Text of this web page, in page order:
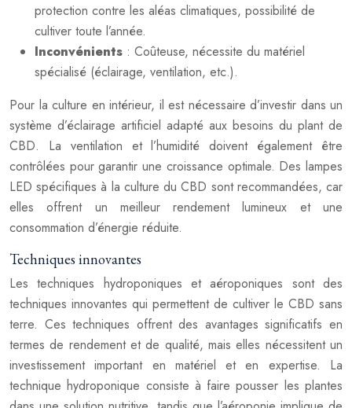
protection contre les aléas climatiques, possibilité de
cultiver toute l’année.
Inconvénients : Coûteuse, nécessite du matériel
spécialisé (éclairage, ventilation, etc.).
Pour la culture en intérieur, il est nécessaire d’investir dans un
système d’éclairage artificiel adapté aux besoins du plant de
CBD. La ventilation et l’humidité doivent également être
contrôlées pour garantir une croissance optimale. Des lampes
LED spécifiques à la culture du CBD sont recommandées, car
elles offrent un meilleur rendement lumineux et une
consommation d’énergie réduite.
Techniques innovantes
Les techniques hydroponiques et aéroponiques sont des
techniques innovantes qui permettent de cultiver le CBD sans
terre. Ces techniques offrent des avantages significatifs en
termes de rendement et de qualité, mais elles nécessitent un
investissement important en matériel et en expertise. La
technique hydroponique consiste à faire pousser les plantes